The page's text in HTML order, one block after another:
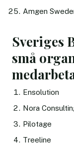
Amgen
Sveriges
små
Ensolution
Nora
Pilotage
Treeline